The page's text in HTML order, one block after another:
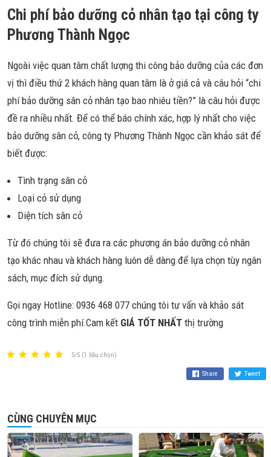
Chi phí bảo dưỡng cỏ nhân tạo tại công ty
Phương Thành Ngọc
Ngoài việc quan tâm chất lượng thi công bảo dưỡng của các đơn
vị thì điều thứ 2 khách hàng quan tâm là ở giá cả và câu hỏi “chi
phí bảo dưỡng sân cỏ nhân tạo bao nhiêu tiền?” là câu hỏi được
đề ra nhiều nhất. Để có thể báo chính xác, hợp lý nhất cho việc
bảo dưỡng sân cỏ, công ty Phương Thành Ngọc cần khảo sát để
biết được:
Tình trạng sân cỏ
Loại cỏ sử dụng
Diện tích sân cỏ
Từ đó chúng tôi sẽ đưa ra các phương án bảo dưỡng cỏ nhân
tạo khác nhau và khách hàng luôn dễ dàng để lựa chọn tùy ngân
sách, mục đích sử dụng.
Gọi ngay Hotline: 0936 468 077 chúng tôi tư vấn và khảo sát
công trình miễn phí.Cam kết GIÁ TỐT NHẤT thị trường
5/5 (1 bầu chọn)
Share Tweet
CÙNG CHUYÊN MỤC